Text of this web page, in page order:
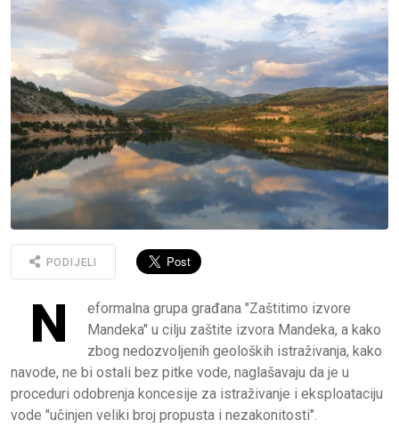
PODIJELI
N
eformalna grupa građana "Zaštitimo izvore
Mandeka" u cilju zaštite izvora Mandeka, a kako
zbog nedozvoljenih geoloških istraživanja, kako
navode, ne bi ostali bez pitke vode, naglašavaju da je u
proceduri odobrenja koncesije za istraživanje i eksploataciju
vode "učinjen veliki broj propusta i nezakonitosti".